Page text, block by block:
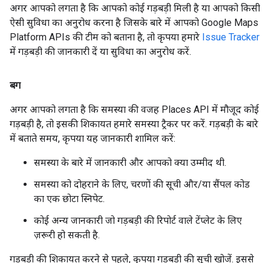
अगर आपको लगता है कि आपको कोई गड़बड़ी मिली है या आपको किसी
ऐसी सुविधा का अनुरोध करना है जिसके बारे में आपको Google Maps
Platform APIs की टीम को बताना है, तो कृपया हमारे Issue Tracker
में गड़बड़ी की जानकारी दें या सुविधा का अनुरोध करें.
बग
अगर आपको लगता है कि समस्या की वजह Places API में मौजूद कोई
गड़बड़ी है, तो इसकी शिकायत हमारे समस्या ट्रैकर पर करें. गड़बड़ी के बारे
में बताते समय, कृपया यह जानकारी शामिल करें:
समस्या के बारे में जानकारी और आपको क्या उम्मीद थी.
समस्या को दोहराने के लिए, चरणों की सूची और/या सैंपल कोड
का एक छोटा स्निपेट.
कोई अन्य जानकारी जो गड़बड़ी की रिपोर्ट वाले टेंप्लेट के लिए
ज़रूरी हो सकती है.
गड़बड़ी की शिकायत करने से पहले, कृपया गड़बड़ी की सूची खोजें. इससे